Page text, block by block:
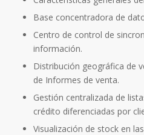
Base concentradora de
Centro de control de
información.
Distribución geográfica de
de Informes de venta.
Gestión centralizada de
crédito diferenciadas por
Visualización de stock en